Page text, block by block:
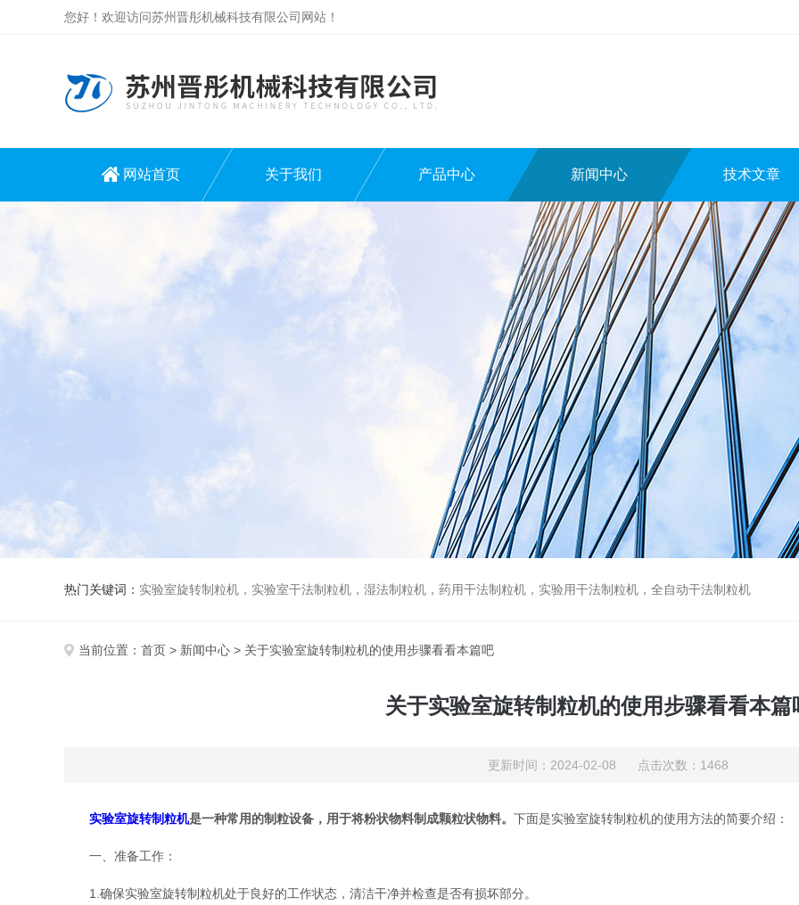
您好！欢迎访问苏州晋彤机械科技有限公司网站！
网站首页 关于我们 产品中心 新闻中心 技术文章
热门关键词： 实验室旋转制粒机，实验室干法制粒机，湿法制粒机，药用干法制粒机，实验用干法制粒机，全自动干法制粒机
当前位置： 首页 > 新闻中心 > 关于实验室旋转制粒机的使用步骤看看本篇吧
关于实验室旋转制粒机的使用步骤看看本篇
更新时间：2024-02-08 点击次数：1468
实验室旋转制粒机是一种常用的制粒设备，用于将粉状物料制成颗粒状物料。 下面是实验室旋转制粒机的使用方法的简要介绍：
一、准备工作：
1.确保实验室旋转制粒机处于良好的工作状态，清洁干净并检查是否有损坏部分。